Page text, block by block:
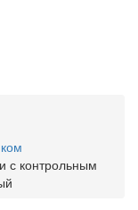
с контрольным